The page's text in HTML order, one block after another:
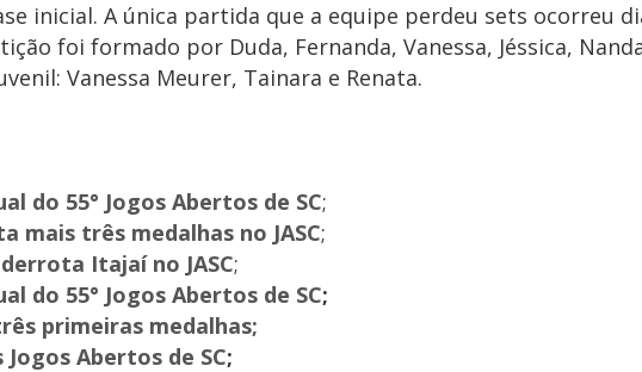
inicial. A única partida que a equipe perdeu sets ocorreu
foi formado por Duda, Fernanda, Vanessa, Jéssica,
Vanessa Meurer, Tainara e Renata.
do 55° Jogos Abertos de SC;
mais três medalhas no JASC;
Itajaí no JASC;
do 55° Jogos Abertos de SC;
primeiras medalhas;
Jogos Abertos de SC;